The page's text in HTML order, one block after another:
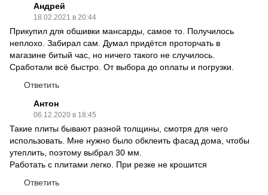
Андрей
18.02.2021 в 20:44
Прикупил для обшивки мансарды, самое то. Получилось
неплохо. Забирал сам. Думал придётся проторчать в
магазине битый час, но ничего такого не случилось.
Сработали всё быстро. От выбора до оплаты и погрузки.
Ответить
Антон
06.12.2020 в 18:45
Такие плиты бывают разной толщины, смотря для чего
использовать. Мне нужно было обклеить фасад дома, чтобы
утеплить, поэтому выбрал 30 мм.
Работать с плитами легко. При резке не крошится
Ответить